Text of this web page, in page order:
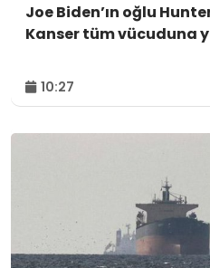
Joe Biden’ın oğlu
Kanser tüm vücuduna
10:27